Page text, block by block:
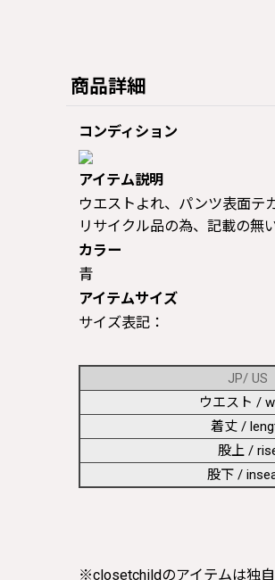
商品詳細
コンディション
アイテム説明
ウエストよれ、パンツ表面テ
リサイクル品の為、記載の無
カラー
青
アイテムサイズ
サイズ表記：
JP/ US
ウエスト /
着丈 /
股上 /
股下 /
※closetchildのアイテムは独自